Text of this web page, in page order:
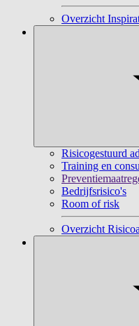
Overzicht
Risicogestuurd
Training en
Bedrijfsrisico's
Room of risk
Overzicht